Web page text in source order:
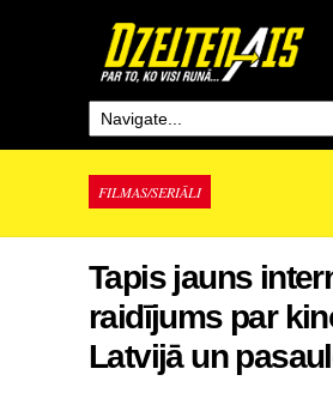
FILMAS/SERIĀLI
Tapis jauns
raidījums par
Latvijā un